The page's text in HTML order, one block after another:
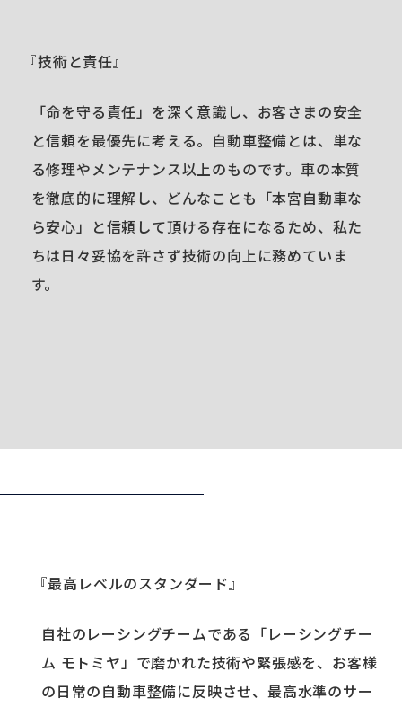
『技術と責任』
「命を守る責任」を深く意識し、お客さまの安全
と信頼を最優先に考える。自動車整備とは、単な
る修理やメンテナンス以上のものです。車の本質
を徹底的に理解し、どんなことも「本宮自動車な
ら安心」と信頼して頂ける存在になるため、私た
ちは日々妥協を許さず技術の向上に務めていま
す。
『最高レベルのスタンダード』
自社のレーシングチームである「レーシングチー
ム モトミヤ」で磨かれた技術や緊張感を、お客様
の日常の自動車整備に反映させ、最高水準のサー